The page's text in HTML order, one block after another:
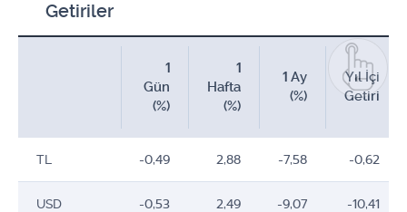
Getiriler
1
Gün
(%)
1
Hafta
(%)
1 Ay
(%)
Yıl İçi
Getiri
TL -0,49 2,88 -7,58 -0,62
USD -0,53 2,49 -9,07 -10,41